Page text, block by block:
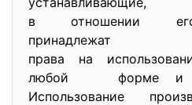
в отношении его
принадлежат
права на
любой форме и
Использование